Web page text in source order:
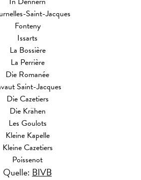
Saint-Jacques
Fonteny
Issarts
La Bossière
La Perrière
Die Romanée
Saint-Jacques
Die Cazetiers
Die Krähen
Les Goulots
Kleine Kapelle
Kleine Cazetiers
Poissenot
Quelle:BIVB